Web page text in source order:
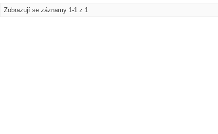
Zobrazují se záznamy 1-1 z 1